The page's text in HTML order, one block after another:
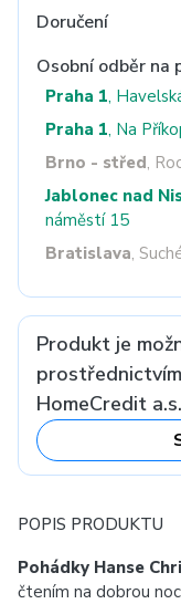
Doručení
Osobní odběr na
Praha 1,
Praha 1, Na
Brno - střed,
Jablonec nad
náměstí 15
Bratislava,
Produkt je
HomeCredit a.s.
POPIS PRODUKTU
Pohádky Hanse
čtením na dobrou